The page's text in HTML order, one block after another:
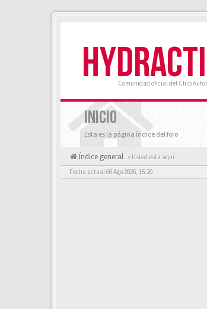
Comunidad oficial del Club
INICIO
Esta es la página índice del foro
Índice general « Usted esta aquí
Fecha actual 06 Ago 2026, 15:20